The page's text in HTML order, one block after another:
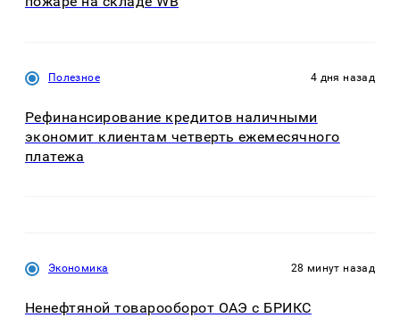
Полезное 4 дня назад
Рефинансирование кредитов наличными
экономит клиентам четверть ежемесячного
платежа
Экономика 28 минут назад
Ненефтяной товарооборот ОАЭ с БРИКС